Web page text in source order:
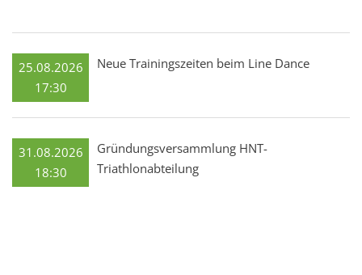
25.08.2026
17:30
Neue Trainingszeiten beim Line Dance
31.08.2026
18:30
Gründungsversammlung HNT-
Triathlonabteilung